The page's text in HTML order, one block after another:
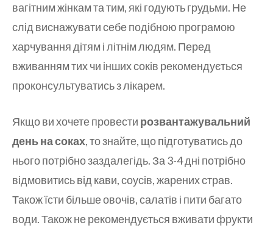
вагітним жінкам та тим, які годують грудьми. Не
слід виснажувати себе подібною програмою
харчування дітям і літнім людям. Перед
вживанням тих чи інших соків рекомендується
проконсультуватись з лікарем.
Якщо ви хочете провести розвантажувальний
день на соках, то знайте, що підготуватись до
нього потрібно заздалегідь. За 3-4 дні потрібно
відмовитись від кави, соусів, жарених страв.
Також їсти більше овочів, салатів і пити багато
води. Також не рекомендується вживати фрукти